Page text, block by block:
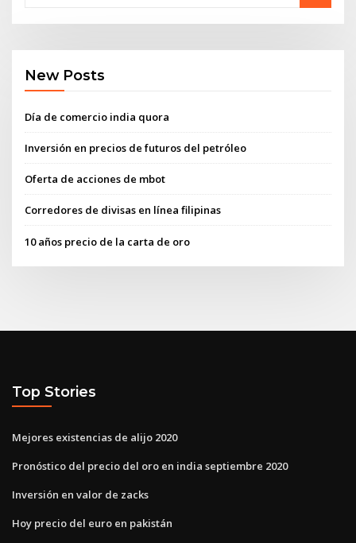
New Posts
Día de comercio india quora
Inversión en precios de futuros del petróleo
Oferta de acciones de mbot
Corredores de divisas en línea filipinas
10 años precio de la carta de oro
Top Stories
Mejores existencias de alijo 2020
Pronóstico del precio del oro en india septiembre 2020
Inversión en valor de zacks
Hoy precio del euro en pakistán